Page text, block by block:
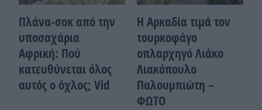
Πλάνα-σοκ από την
υποσαχάρια
Αφρική: Πού
κατευθύνεται όλος
αυτός ο όχλος; Vid
Η Αρκαδία τιμά τον
τουρκοφάγο
οπλαρχηγό Λιάκο
Λιακόπουλο
Παλουμπιώτη –
ΦΩΤΟ